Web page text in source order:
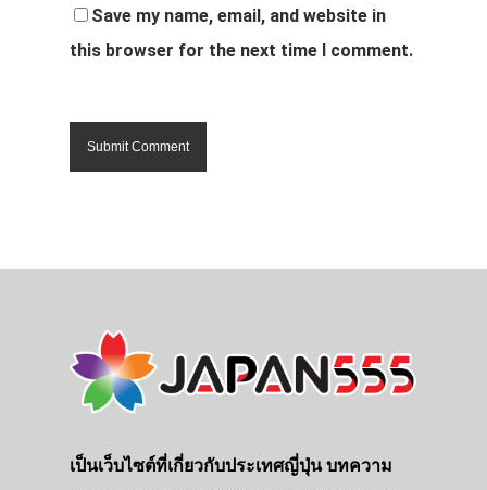
Save my name, email, and website in
this browser for the next time I comment.
เป็นเว็บไซต์ที่เกี่ยวกับประเทศญี่ปุ่น บทความ